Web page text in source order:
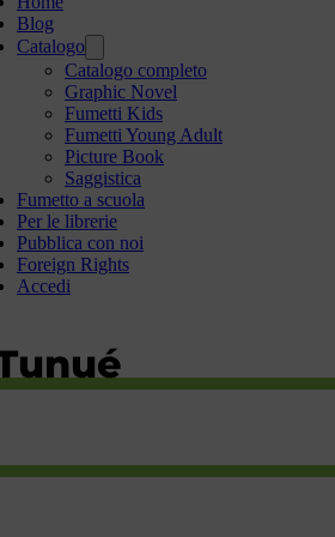
Blog
Catalogo
Catalogo completo
Graphic Novel
Fumetti Kids
Fumetti Young Adult
Picture Book
Saggistica
Fumetto a scuola
Per le librerie
Pubblica con noi
Foreign Rights
Accedi